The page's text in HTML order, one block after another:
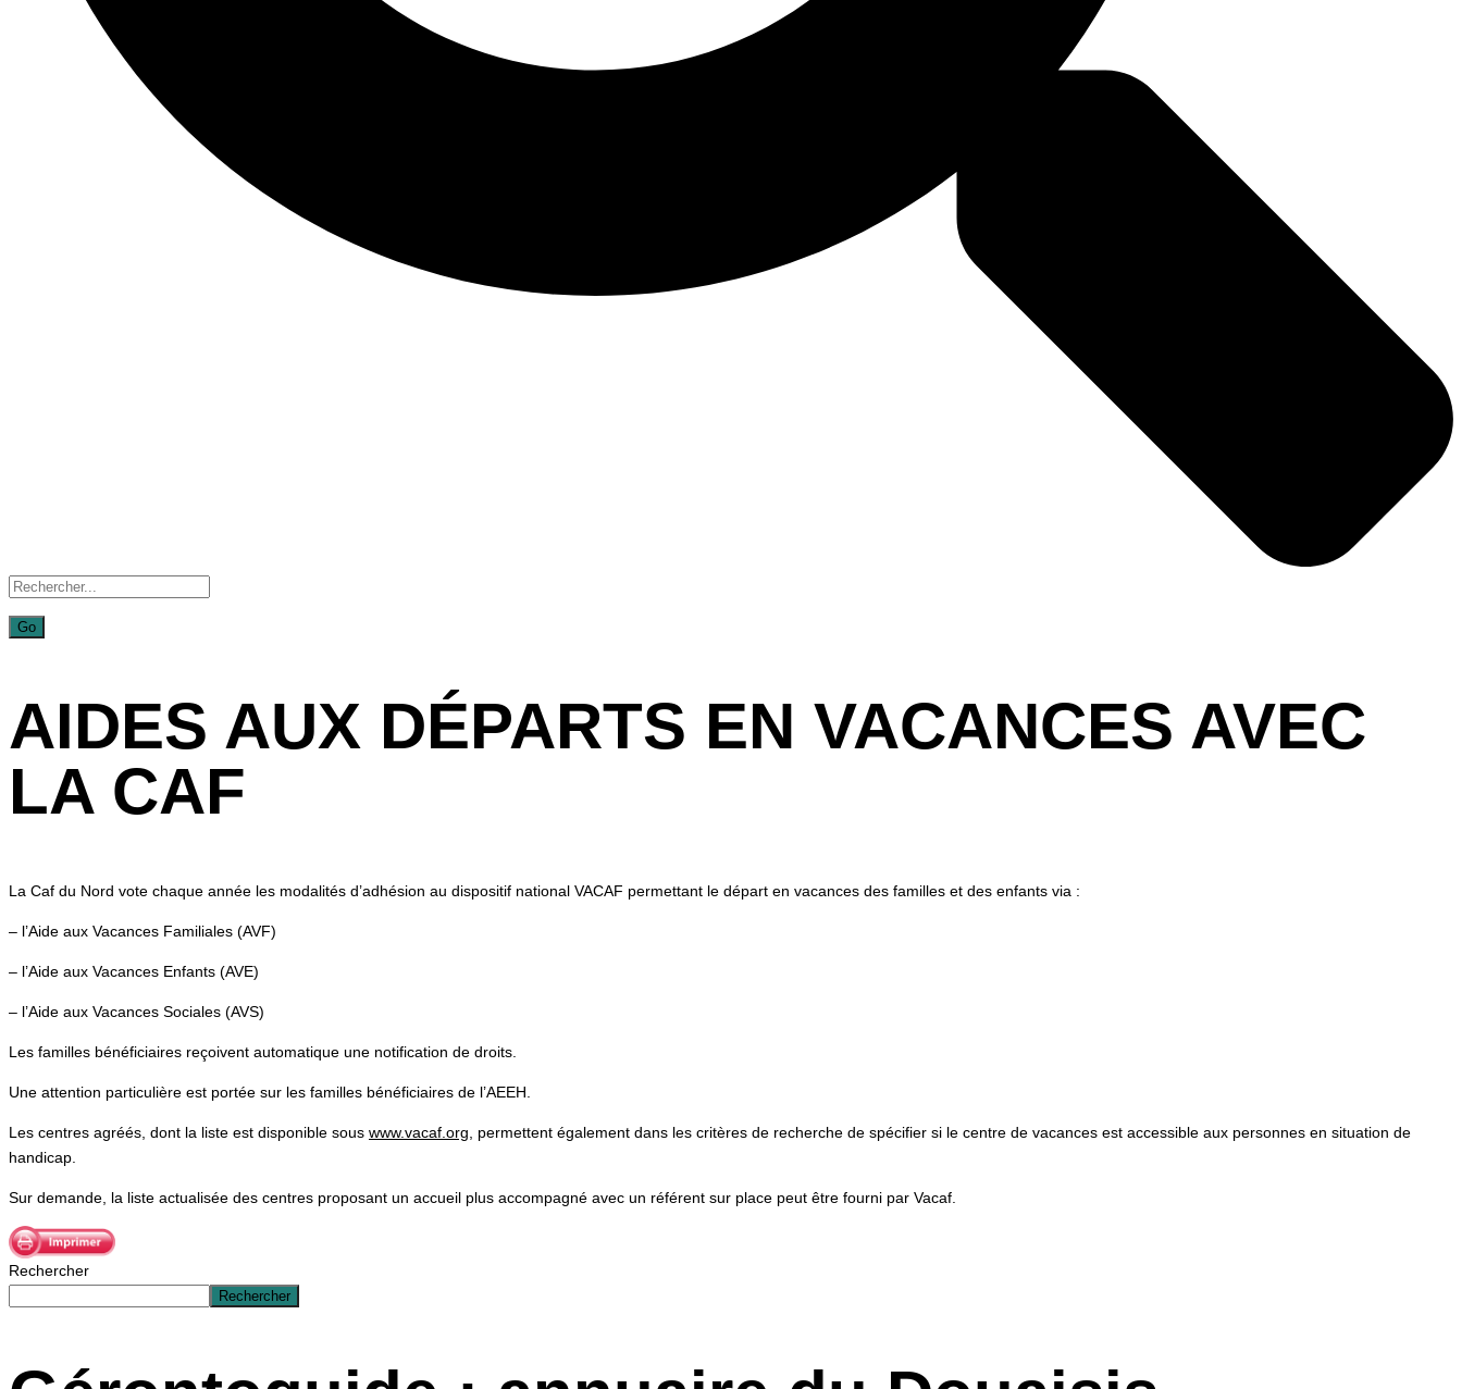
AIDES AUX DÉPARTS EN VACANCES AVEC
LA CAF
La Caf du Nord vote chaque année les modalités d’adhésion au dispositif national VACAF permettant le départ en vacances des familles et des enfants via :
– l’Aide aux Vacances Familiales (AVF)
– l’Aide aux Vacances Enfants (AVE)
– l’Aide aux Vacances Sociales (AVS)
Les familles bénéficiaires reçoivent automatique une notification de droits.
Une attention particulière est portée sur les familles bénéficiaires de l’AEEH.
Les centres agréés, dont la liste est disponible sous www.vacaf.org , permettent également dans les critères de recherche de spécifier si le centre de vacances est accessible aux personnes en situation de
handicap.
Sur demande, la liste actualisée des centres proposant un accueil plus accompagné avec un référent sur place peut être fourni par Vacaf.
Rechercher
Rechercher